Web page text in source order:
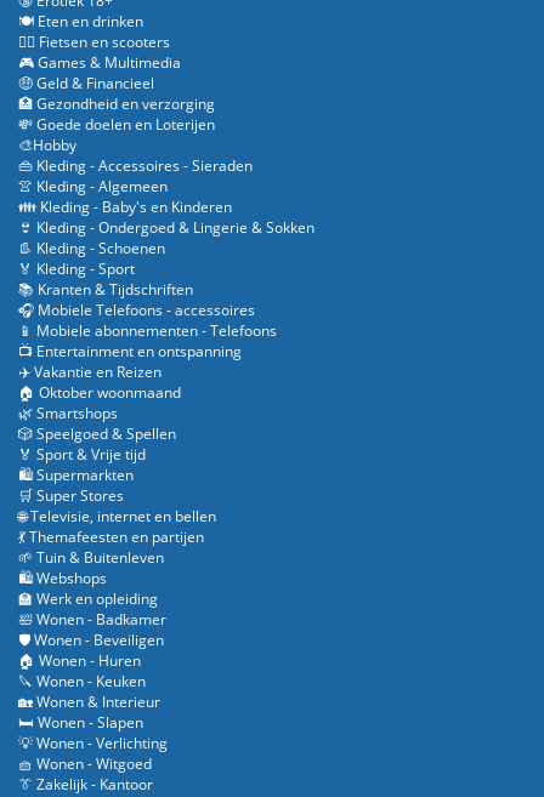
🍽️ Eten en drinken
🚴‍♂️ Fietsen en scooters
🎮 Games & Multimedia
🤑 Geld & Financieel
🏥 Gezondheid en verzorging
💸 Goede doelen en Loterijen
🎨Hobby
👜 Kleding - Accessoires - Sieraden
👚 Kleding - Algemeen
👪 Kleding - Baby's en Kinderen
👙 Kleding - Ondergoed & Lingerie & Sokken
👢 Kleding - Schoenen
🏅 Kleding - Sport
📚 Kranten & Tijdschriften
🎧 Mobiele Telefoons - accessoires
📱 Mobiele abonnementen - Telefoons
📺 Entertainment en ontspanning
✈️ Vakantie en Reizen
🏠 Oktober woonmaand
🌿 Smartshops
🎲 Speelgoed & Spellen
🏅 Sport & Vrije tijd
🛍️ Supermarkten
🛒 Super Stores
🌐 Televisie, internet en bellen
💃 Themafeesten en partijen
🌱 Tuin & Buitenleven
🛍️ Webshops
🏫 Werk en opleiding
🛀 Wonen - Badkamer
🛡️ Wonen - Beveiligen
🏠 Wonen - Huren
🔪 Wonen - Keuken
🏡 Wonen & Interieur
🛏️ Wonen - Slapen
💡 Wonen - Verlichting
🧺 Wonen - Witgoed
👔 Zakelijk - Kantoor